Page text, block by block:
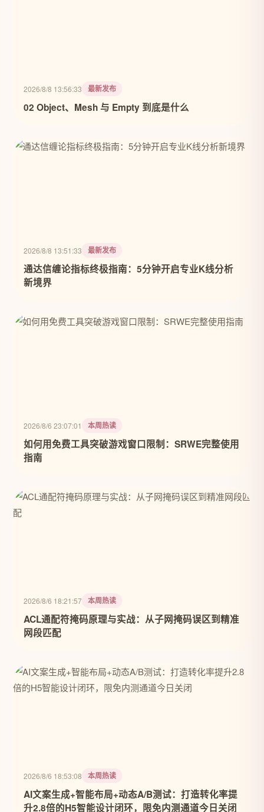
2026/8/8 13:56:33 最新发布
02 Object、Mesh 与 Empty 到底是什么
2026/8/8 13:51:33 最新发布
通达信缠论指标终极指南：5分钟开启专业K线分析
新境界
2026/8/6 23:07:01 本周热读
如何用免费工具突破游戏窗口限制：SRWE完整使用
指南
2026/8/6 18:21:57 本周热读
ACL通配符掩码原理与实战：从子网掩码误区到精准
网段匹配
2026/8/6 18:53:08 本周热读
AI文案生成+智能布局+动态A/B测试：打造转化率提
升2.8倍的H5智能设计闭环，限免内测通道今日关闭